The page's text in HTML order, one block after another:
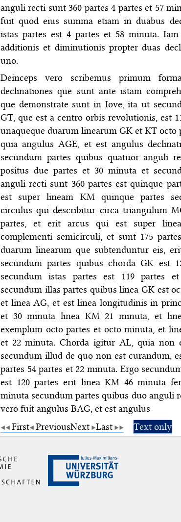
anguli recti sunt 360 partes 4 partes et 57
fuit quod eius summa etiam in duabus
istas partes est 4 partes et 58 minuta.
additionis et diminutionis propter duas
uno.
Deinceps vero scribemus primum
declinationes que sunt ante istam
que demonstrate sunt in Iove, ita ut
GT, que est a centro orbis revolutionis, est
unaqueque duarum linearum GK et KT octo
quia angulus AGE, et est angulus
secundum partes quibus quatuor anguli
positus due partes et 30 minuta et
anguli recti sunt 360 partes est quinque
est super lineam KM quinque partes
circulus qui describitur circa triangulum
partes, et erit arcus qui est super
complementi semicirculi, et sunt 175
duarum linearum que subtenduntur eis,
secundum partes quibus chorda GK est
secundum istas partes est 119 partes
secundum illas partes quibus linea GK est
et linea AG, et est linea longitudinis in
et 30 minuta linea KM 21 minuta, et
exemplum octo partes et octo minuta, et
et 22 minuta. Chorda igitur AL, quia non
secundum illud de quo non est curandum,
partes 54 partes et 22 minuta. Ergo
est 120 partes erit linea KM 46 minuta
minuta secundum partes quibus duo anguli
vero fuit angulus BAG, et est angulus
First PreviousNext Last Text only